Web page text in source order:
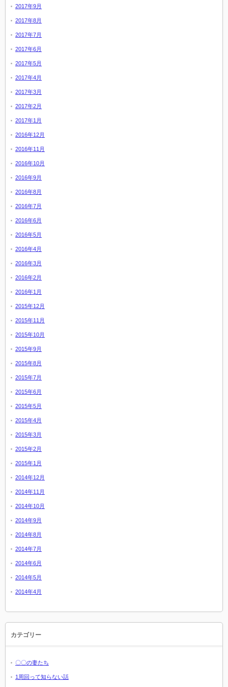
2017年9月
2017年8月
2017年7月
2017年6月
2017年5月
2017年4月
2017年3月
2017年2月
2017年1月
2016年12月
2016年11月
2016年10月
2016年9月
2016年8月
2016年7月
2016年6月
2016年5月
2016年4月
2016年3月
2016年2月
2016年1月
2015年12月
2015年11月
2015年10月
2015年9月
2015年8月
2015年7月
2015年6月
2015年5月
2015年4月
2015年3月
2015年2月
2015年1月
2014年12月
2014年11月
2014年10月
2014年9月
2014年8月
2014年7月
2014年6月
2014年5月
2014年4月
カテゴリー
〇〇の妻たち
1周回って知らない話